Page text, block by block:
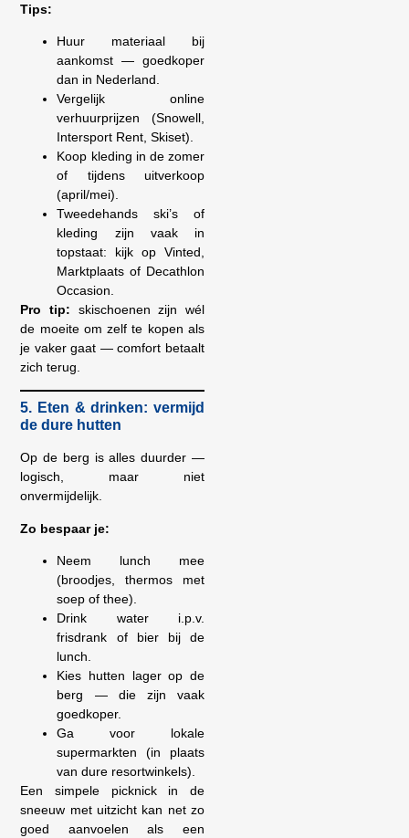
Tips:
Huur materiaal bij
aankomst — goedkoper
dan in Nederland.
Vergelijk online
verhuurprijzen (Snowell,
Intersport Rent, Skiset).
Koop kleding in de zomer
of tijdens uitverkoop
(april/mei).
Tweedehands ski’s of
kleding zijn vaak in
topstaat: kijk op Vinted,
Marktplaats of Decathlon
Occasion.
Pro tip: skischoenen zijn wél
de moeite om zelf te kopen als
je vaker gaat — comfort betaalt
zich terug.
5. Eten & drinken: vermijd
de dure hutten
Op de berg is alles duurder —
logisch, maar niet
onvermijdelijk.
Zo bespaar je:
Neem lunch mee
(broodjes, thermos met
soep of thee).
Drink water i.p.v.
frisdrank of bier bij de
lunch.
Kies hutten lager op de
berg — die zijn vaak
goedkoper.
Ga voor lokale
supermarkten (in plaats
van dure resortwinkels).
Een simpele picknick in de
sneeuw met uitzicht kan net zo
goed aanvoelen als een